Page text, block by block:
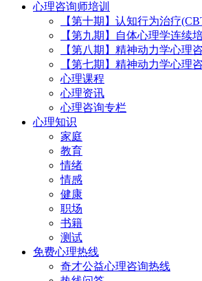
心理咨询师培训
【第十期】认知行为治疗
【第九期】自体心理学连续
【第八期】精神动力学心理
【第七期】精神动力学心理
心理课程
心理资讯
心理咨询专栏
心理知识
家庭
教育
情绪
情感
健康
职场
书籍
测试
免费心理热线
奇才公益心理咨询热线